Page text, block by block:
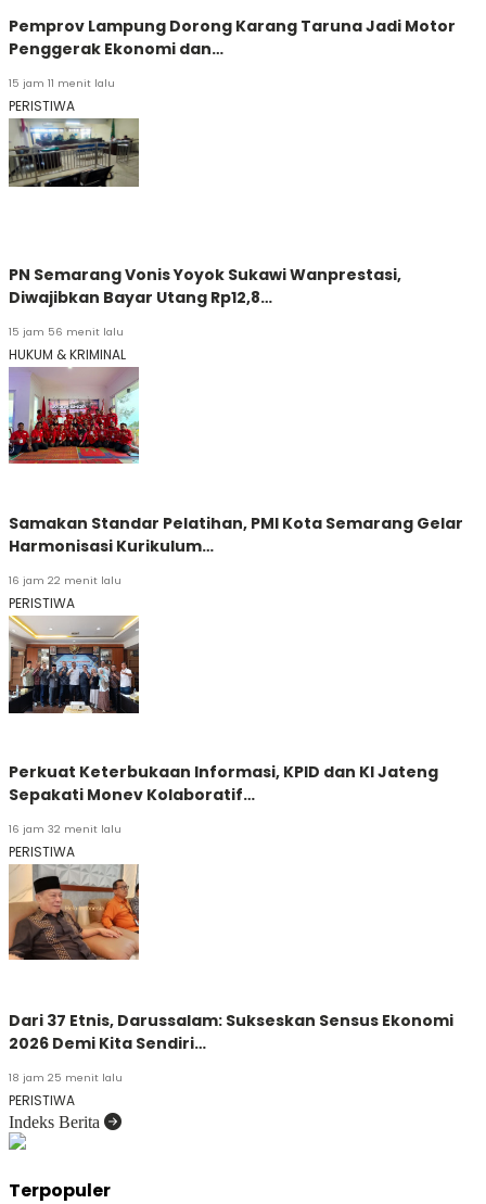
Pemprov Lampung Dorong Karang Taruna Jadi Motor
Penggerak Ekonomi dan…
15 jam 11 menit lalu
PERISTIWA
PN Semarang Vonis Yoyok Sukawi Wanprestasi,
Diwajibkan Bayar Utang Rp12,8…
15 jam 56 menit lalu
HUKUM & KRIMINAL
Samakan Standar Pelatihan, PMI Kota Semarang Gelar
Harmonisasi Kurikulum…
16 jam 22 menit lalu
PERISTIWA
Perkuat Keterbukaan Informasi, KPID dan KI Jateng
Sepakati Monev Kolaboratif…
16 jam 32 menit lalu
PERISTIWA
Dari 37 Etnis, Darussalam: Sukseskan Sensus Ekonomi
2026 Demi Kita Sendiri…
18 jam 25 menit lalu
PERISTIWA
Indeks Berita
Terpopuler